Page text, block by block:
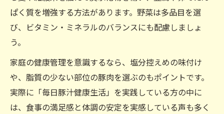
ぱく質を増強する方法があります。野菜は多品目を選
び、ビタミン・ミネラルのバランスにも配慮しましょ
う。
家庭の健康管理を意識するなら、塩分控えめの味付け
や、脂質の少ない部位の豚肉を選ぶのもポイントです。
実際に「毎日豚汁健康生活」を実践している方の中に
は、食事の満足感と体調の安定を実感している声も多く